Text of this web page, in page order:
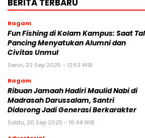
BERITA TERBARU
Ragam
Fun Fishing di Kolam Kampus: Saat
Pancing Menyatukan Alumni dan
Civitas Unmul
Senin, 22 Sep 2025 - 12:53 WIB
Ragam
Ribuan Jamaah Hadiri Maulid Nabi di
Madrasah Darussalam, Santri
Didorong Jadi Generasi Berkarakter
Sabtu, 20 Sep 2025 - 16:44 WIB